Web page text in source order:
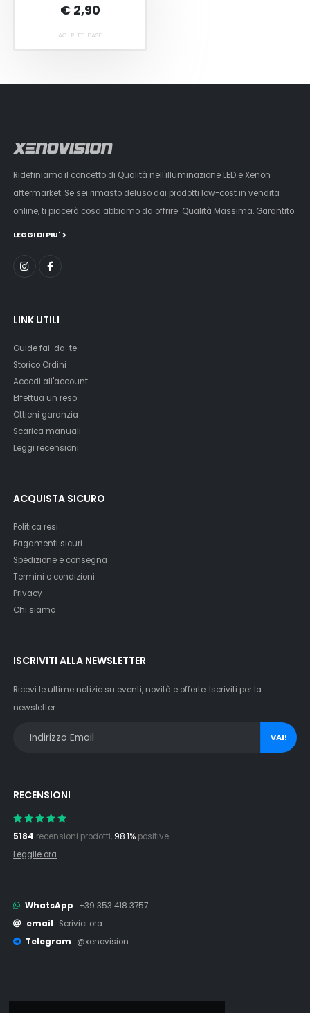
€ 2,90
AC-PLTT-BASE
Ridefiniamo il concetto di Qualità nell'illuminazione LED e Xenon
aftermarket. Se sei rimasto deluso dai prodotti low-cost in vendita
online, ti piacerà cosa abbiamo da offrire: Qualità Massima. Garantito.
LEGGI DI PIU'
LINK UTILI
Guide fai-da-te
Storico Ordini
Accedi all'account
Effettua un reso
Ottieni garanzia
Scarica manuali
Leggi recensioni
ACQUISTA SICURO
Politica resi
Pagamenti sicuri
Spedizione e consegna
Termini e condizioni
Privacy
Chi siamo
ISCRIVITI ALLA NEWSLETTER
Ricevi le ultime notizie su eventi, novità e offerte. Iscriviti per la
newsletter:
VAI!
RECENSIONI
5184 recensioni prodotti, 98.1% positive.
Leggile ora
WhatsApp
+39 353 418 3757
email
Scrivici ora
Telegram
@xenovision